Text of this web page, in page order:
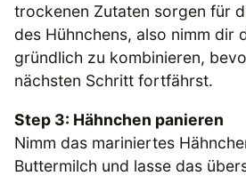
trockenen Zutaten sorgen für
des Hühnchens, also nimm dir
gründlich zu kombinieren,
nächsten Schritt fortfährst.
Step 3: Hähnchen panieren
Nimm das mariniertes
Buttermilch und lasse das